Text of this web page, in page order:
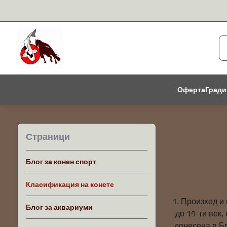
Оферта
1. Произход и
до 19-ти век,
Страници
Блог за конен спорт
Класификация на конете
Блог за аквариуми